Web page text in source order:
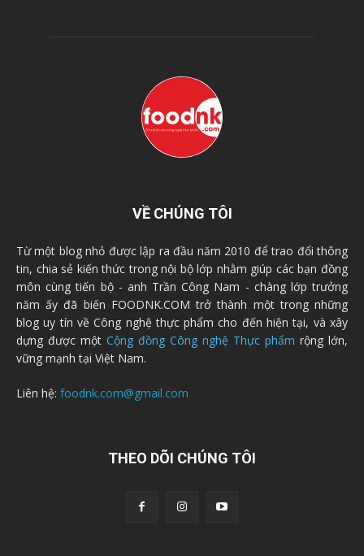
VỀ CHÚNG TÔI
Từ một blog nhỏ được lập ra đầu năm 2010 để trao đổi thông
tin, chia sẻ kiến thức trong nội bộ lớp nhằm giúp các bạn đồng
môn cùng tiến bộ - anh Trần Công Nam - chàng lớp trưởng
năm ấy đã biến FOODNK.COM trở thành một trong những
blog uy tín về Công nghệ thực phẩm cho đến hiện tại, và xây
dựng được một Cộng đồng Công nghệ Thực phẩm rộng lớn,
vững mạnh tại Việt Nam.
Liên hệ: foodnk.com@gmail.com
THEO DÕI CHÚNG TÔI